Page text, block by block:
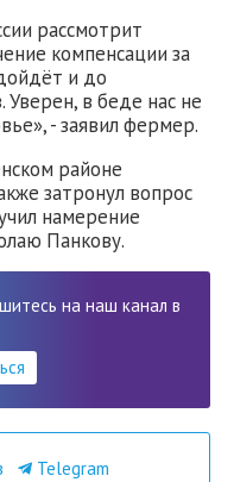
рассмотрит
компенсации за
и до
Уверен, в беде нас не
- заявил фермер.
районе
затронул вопрос
намерение
Панкову.
на наш канал в
Telegram